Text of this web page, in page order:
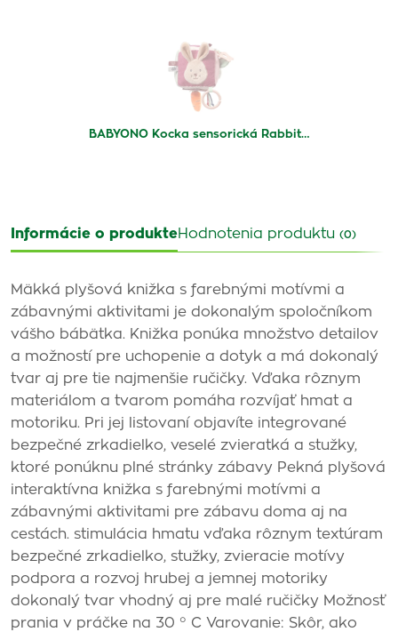
BABYONO Kocka sensorická Rabbit…
Informácie o produkteHodnotenia produktu (0)
Mäkká plyšová knižka s farebnými motívmi a
zábavnými aktivitami je dokonalým spoločníkom
vášho bábätka. Knižka ponúka množstvo detailov
a možností pre uchopenie a dotyk a má dokonalý
tvar aj pre tie najmenšie ručičky. Vďaka rôznym
materiálom a tvarom pomáha rozvíjať hmat a
motoriku. Pri jej listovaní objavíte integrované
bezpečné zrkadielko, veselé zvieratká a stužky,
ktoré ponúknu plné stránky zábavy Pekná plyšová
interaktívna knižka s farebnými motívmi a
zábavnými aktivitami pre zábavu doma aj na
cestách. stimulácia hmatu vďaka rôznym textúram
bezpečné zrkadielko, stužky, zvieracie motívy
podpora a rozvoj hrubej a jemnej motoriky
dokonalý tvar vhodný aj pre malé ručičky Možnosť
prania v práčke na 30 ° C Varovanie: Skôr, ako